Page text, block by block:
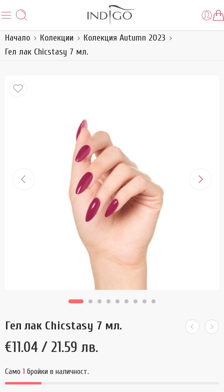
Начало Колекции
Колекция Autumn 2023
Гел лак Chicstasy 7 мл.
Гел лак Chicstasy 7 мл.
€11.04 / 21.59 лв.
Само 1 бройки в наличност.